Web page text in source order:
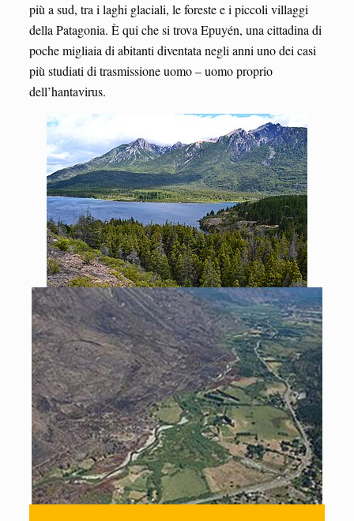
più a sud, tra i laghi glaciali, le foreste e i piccoli villaggi
della Patagonia. È qui che si trova Epuyén, una cittadina di
poche migliaia di abitanti diventata negli anni uno dei casi
più studiati di trasmissione uomo – uomo proprio
dell’hantavirus.